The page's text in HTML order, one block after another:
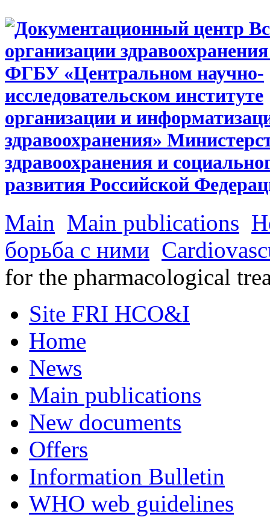
Main Main publications
борьба с ними
for the pharmacological
Site FRI HCO&I
Home
News
Main publications
New documents
Offers
Information Bulletin
WHO web guidelines